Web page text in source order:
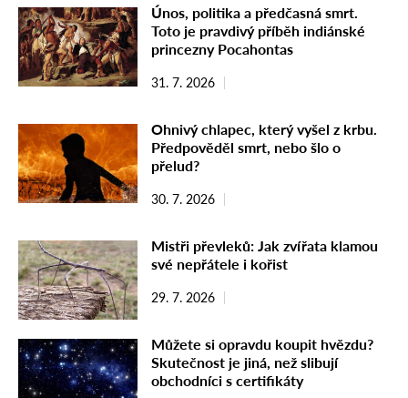
Únos, politika a předčasná smrt.
Toto je pravdivý příběh indiánské
princezny Pocahontas
31. 7. 2026
Ohnivý chlapec, který vyšel z krbu.
Předpověděl smrt, nebo šlo o
přelud?
30. 7. 2026
Mistři převleků: Jak zvířata klamou
své nepřátele i kořist
29. 7. 2026
Můžete si opravdu koupit hvězdu?
Skutečnost je jiná, než slibují
obchodníci s certifikáty